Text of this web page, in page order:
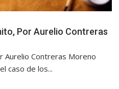
Por Aurelio Contreras
Aurelio Contreras Moreno
caso de los...